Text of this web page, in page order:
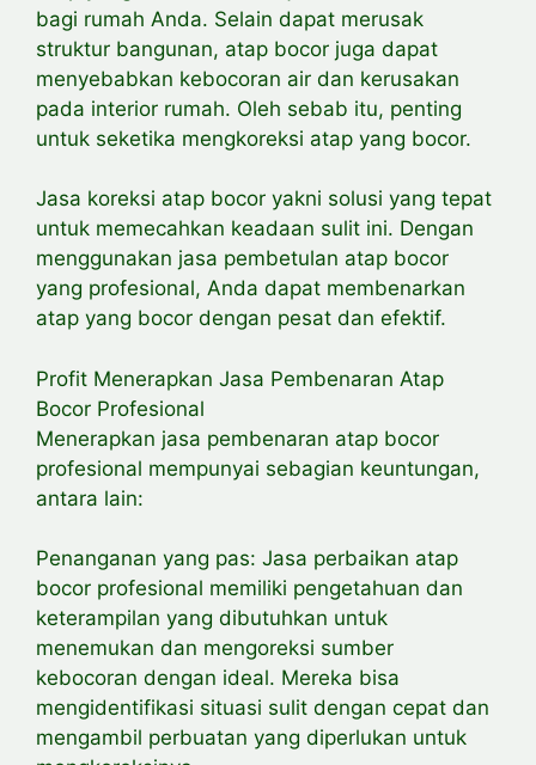
bagi rumah Anda. Selain dapat merusak
struktur bangunan, atap bocor juga dapat
menyebabkan kebocoran air dan kerusakan
pada interior rumah. Oleh sebab itu, penting
untuk seketika mengkoreksi atap yang bocor.
Jasa koreksi atap bocor yakni solusi yang tepat
untuk memecahkan keadaan sulit ini. Dengan
menggunakan jasa pembetulan atap bocor
yang profesional, Anda dapat membenarkan
atap yang bocor dengan pesat dan efektif.
Profit Menerapkan Jasa Pembenaran Atap
Bocor Profesional
Menerapkan jasa pembenaran atap bocor
profesional mempunyai sebagian keuntungan,
antara lain:
Penanganan yang pas: Jasa perbaikan atap
bocor profesional memiliki pengetahuan dan
keterampilan yang dibutuhkan untuk
menemukan dan mengoreksi sumber
kebocoran dengan ideal. Mereka bisa
mengidentifikasi situasi sulit dengan cepat dan
mengambil perbuatan yang diperlukan untuk